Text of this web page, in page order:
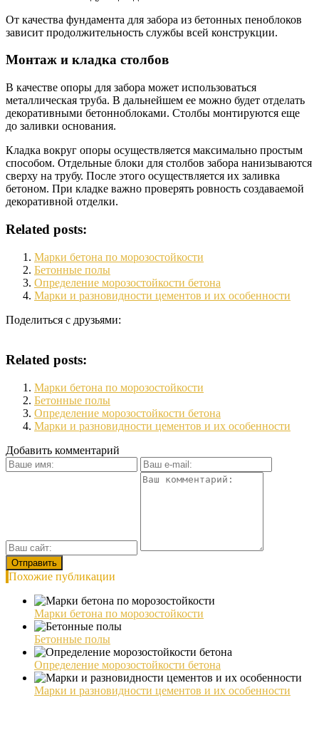
От качества фундамента для забора из бетонных пеноблоков
зависит продолжительность службы всей конструкции.
Монтаж и кладка столбов
В качестве опоры для забора может использоваться
металлическая труба. В дальнейшем ее можно будет отделать
декоративными бетонноблоками. Столбы монтируются еще
до заливки основания.
Кладка вокруг опоры осуществляется максимально простым
способом. Отдельные блоки для столбов забора нанизываются
сверху на трубу. После этого осуществляется их заливка
бетоном. При кладке важно проверять ровность создаваемой
декоративной отделки.
Related posts:
Марки бетона по морозостойкости
Бетонные полы
Определение морозостойкости бетона
Марки и разновидности цементов и их особенности
Поделиться с друзьями:
Related posts:
Марки бетона по морозостойкости
Бетонные полы
Определение морозостойкости бетона
Марки и разновидности цементов и их особенности
Добавить комментарий
Похожие публикации
Марки бетона по морозостойкости
Бетонные полы
Определение морозостойкости бетона
Марки и разновидности цементов и их особенности